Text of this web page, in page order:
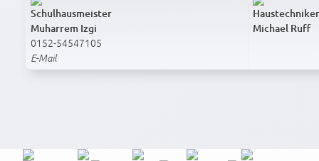
Schulhaus­meister
Muharrem Izgi
0152-54547105‬
E-Mail
Michael Ruff